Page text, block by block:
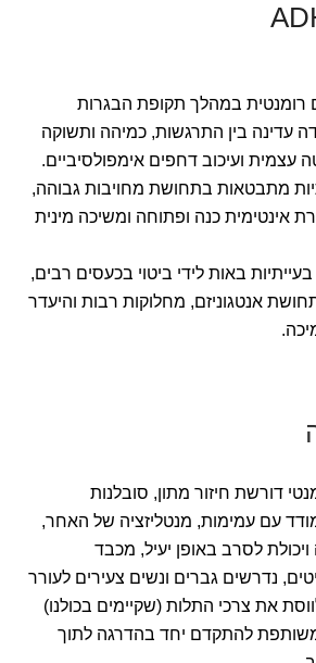
רומנטית במהלך תקופת הבגרות
עדינה בין התרגשות, כמיהה ותשוקה
עצמית ועיכוב דחפים אימפולסיביים.
מתבטאות בתחושת מחויבות גבוהה,
אינטימית כנה ופתוחה ומשיכה מינית
באות לידי ביטוי בכעסים רבים,
אנטגוניזם, מחלוקות רבות והיעדר
דורשת חיזור מתון, סובלנות
עם עמימות, מנטליזציה של האחר,
לסרב באופן יעיל, מכבד
נדרשים גברים ונשים צעירים לעורר
את צרכי התלות (שקיימים בכולנו)
משותפת להתקדם יחד בהדרגה לתוך